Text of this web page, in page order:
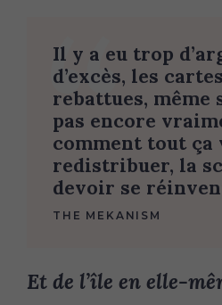
Il y a eu trop
d’excès, les
rebattues, même
pas encore
comment tout ça
redistribuer, la
devoir se
THE MEKANISM
Et de l’île en elle-